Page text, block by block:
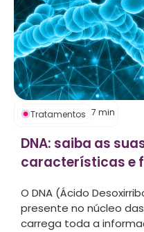
Tratamentos 7 min
DNA: saiba as
características e
O DNA (Ácido
presente no núcleo
carrega toda a